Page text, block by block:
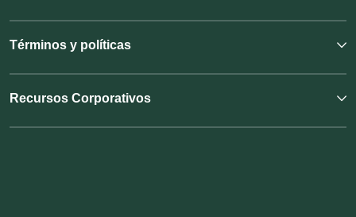
Términos y políticas
Recursos Corporativos